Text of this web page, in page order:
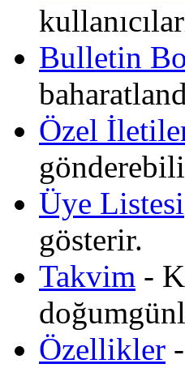
Bulletin
Özel
Üye Listesi
gösterir.
Takvim -
Özellikler